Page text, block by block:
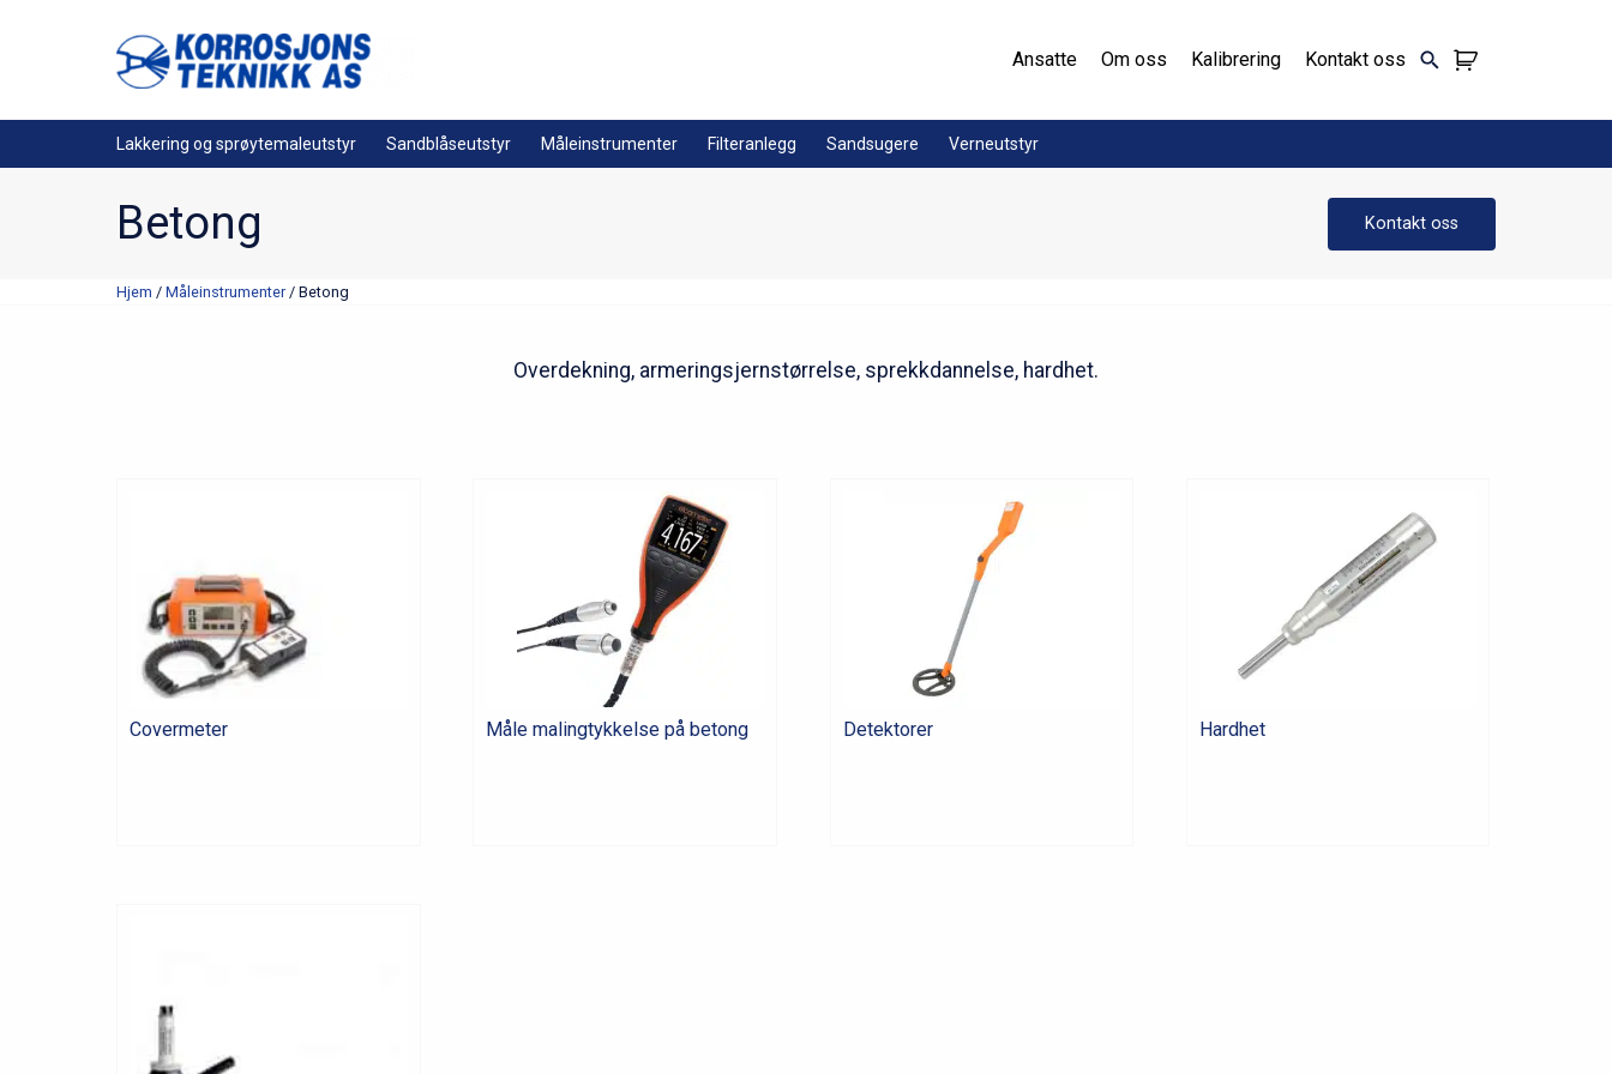
Ansatte Om oss Kalibrering Kontakt oss
Lakkering og sprøytemaleutstyr Sandblåseutstyr Måleinstrumenter Filteranlegg Sandsugere Verneutstyr
Betong Kontakt oss
Hjem / Måleinstrumenter/ Betong
Overdekning, armeringsjernstørrelse, sprekkdannelse, hardhet.
Covermeter Måle malingtykkelse på betong Detektorer Hardhet